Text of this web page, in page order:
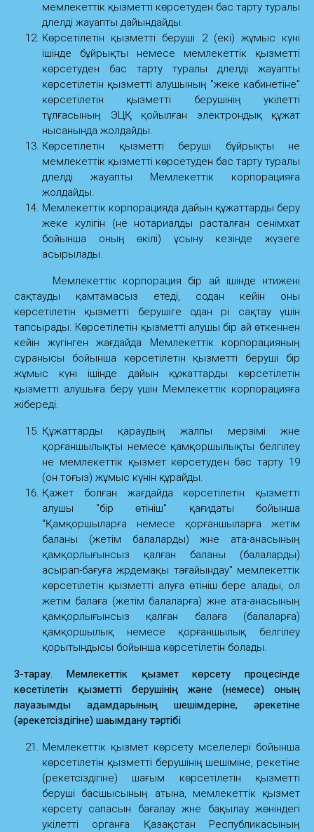
мемлекеттік қызметті көрсетуден бас тарту туралы
дәлелді жауапты дайындайды.
Көрсетілетін қызметті беруші 2 (екі) жұмыс күні
ішінде бұйрықты немесе мемлекеттік қызметті
көрсетуден бас тарту туралы дәлелді жауапты
көрсетілетін қызметті алушының "жеке кабинетіне"
көрсетілетін қызметті берушінің уәкілетті
тұлғасының ЭЦҚ қойылған электрондық құжат
нысанында жолдайды.
Көрсетілетін қызметті беруші бұйрықты не
мемлекеттік қызметті көрсетуден бас тарту туралы
дәлелді жауапты Мемлекеттік корпорацияға
жолдайды.
Мемлекеттік корпорацияда дайын құжаттарды беру
жеке куәлігін (не нотариалды расталған сенімхат
бойынша оның өкілі) ұсыну кезінде жүзеге
асырылады.
Мемлекеттік корпорация бір ай ішінде нәтижені
сақтауды қамтамасыз етеді, содан кейін оны
көрсетілетін қызметті берушіге одан әрі сақтау үшін
тапсырады. Көрсетілетін қызметті алушы бір ай өткеннен
кейін жүгінген жағдайда Мемлекеттік корпорацияның
сұранысы бойынша көрсетілетін қызметті беруші бір
жұмыс күні ішінде дайын құжаттарды көрсетілетін
қызметті алушыға беру үшін Мемлекеттік корпорацияға
жібереді.
Құжаттарды қараудың жалпы мерзімі және
қорғаншылықты немесе қамқоршылықты белгілеу
не мемлекеттік қызмет көрсетуден бас тарту 19
(он тоғыз) жұмыс күнін құрайды.
Қажет болған жағдайда көрсетілетін қызметті
алушы "бір өтініш" қағидаты бойынша
"Қамқоршыларға немесе қорғаншыларға жетім
баланы (жетім балаларды) және ата-анасының
қамқорлығынсыз қалған баланы (балаларды)
асырап-бағуға жәрдемақы тағайындау" мемлекеттік
көрсетілетін қызметті алуға өтініш бере алады, ол
жетім балаға (жетім балаларға) және ата-анасының
қамқорлығынсыз қалған балаға (балаларға)
қамқоршылық немесе қорғаншылық белгілеу
қорытындысы бойынша көрсетілетін болады.
3-тарау. Мемлекеттік қызмет көрсету процесінде
көсетілетін қызметті берушінің және (немесе) оның
лауазымды адамдарының шешімдеріне, әрекетіне
(әрекетсіздігіне) шағымдану тәртібі
Мемлекеттік қызмет көрсету мәселелері бойынша
көрсетілетін қызметті берушінің шешіміне, әрекетіне
(әрекетсіздігіне) шағым көрсетілетін қызметті
беруші басшысының атына, мемлекеттік қызмет
көрсету сапасын бағалау және бақылау жөніндегі
уәкілетті органға Қазақстан Республикасының